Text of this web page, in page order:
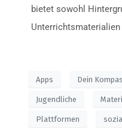
bietet sowohl
Apps Dein
Jugendliche
Plattformen